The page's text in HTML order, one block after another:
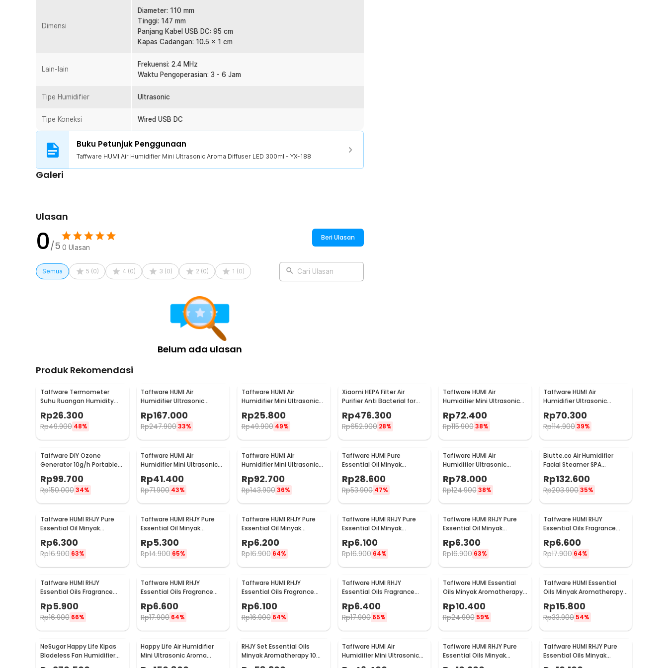
Dimensi
Diameter: 110 mm
Tinggi: 147 mm
Panjang Kabel USB DC: 95 cm
Kapas Cadangan: 10.5 x 1 cm
Lain-lain
Frekuensi: 2.4 MHz
Waktu Pengoperasian: 3 - 6 Jam
Tipe Humidifier Ultrasonic
Tipe Koneksi Wired USB DC
Buku Petunjuk Penggunaan
Taffware HUMI Air Humidifier Mini Ultrasonic Aroma Diffuser LED 300ml - YX-188
Galeri
Ulasan
0/5 0 Ulasan
Beri Ulasan
Semua 5 (0) 4 (0) 3 (0) 2 (0) 1 (0) Cari Ulasan
Belum ada ulasan
Produk Rekomendasi
Taffware Termometer
Suhu Ruangan Humidity
Hygrometer Clock
Calendar - HTC-1
Rp26.300
Rp49.900 48%
Taffware HUMI Air
Humidifier Ultrasonic
Classic Drop RGB
Adjustable 3L - H98
Rp167.000
Rp247.90033%
Taffware HUMI Air
Humidifier Mini Ultrasonic
Aroma Diffuser 130ml - H41
Rp25.800
Rp49.900 49%
Xiaomi HEPA Filter Air
Purifier Anti Bacterial for
1/2/3/2S/Pro - MCR-FLA
Rp476.300
Rp652.900 28%
Taffware HUMI Air
Humidifier Mini Ultrasonic
- H24
Rp72.400
Rp115.900 38%
Taffware HUMI Air
Humidifier Ultrasonic
Diffuser LED 300ml with
Remote - A770
Rp70.300
Rp114.90039%
Taffware DIY Ozone
Generator 10g/h Portable
VO100
Rp99.700
Rp150.000 34%
Taffware HUMI Air
Humidifier Mini Ultrasonic
H296
Rp41.400
Rp71.900 43%
Taffware HUMI Air
Humidifier Mini Ultrasonic
Remote - HUMI H14A
Rp92.700
Rp143.900 36%
Taffware HUMI Pure
Essential Oil Minyak
Aromatherapy 6in1 10ml -
RS-25
Rp28.600
Rp53.900 47%
Taffware HUMI Air
Humidifier Ultrasonic
Aroma Diffuser RGB 1L - KS-
600
Rp78.000
Rp124.900 38%
Biutte.co Air Humidifier
Facial Steamer SPA
Perawatan Wajah - 618
Rp132.600
Rp203.90035%
Taffware HUMI RHJY Pure
Essential Oil Minyak
Aromatherapy 10ml
Jasmine - RH-15
Rp6.300
Rp16.900 63%
Taffware HUMI RHJY Pure
Essential Oil Minyak
Aromatherapy 10ml
Lavender - RH-15
Rp5.300
Rp14.900 65%
Taffware HUMI RHJY Pure
Essential Oil Minyak
Aromatherapy 10ml Rose -
RH-15
Rp6.200
Rp16.900 64%
Taffware HUMI RHJY Pure
Essential Oil Minyak
Aromatherapy 10ml Lemon
- RH-15
Rp6.100
Rp16.900 64%
Taffware HUMI RHJY Pure
Essential Oil Minyak
Aromatherapy 10ml Ocean
- RH-15
Rp6.300
Rp16.900 63%
Taffware HUMI RHJY
Essential Oils Fragrance
Minyak Aromatherapy 10ml
Jasmine - RD-20
Rp6.600
Rp17.900 64%
Taffware HUMI RHJY
Essential Oils Fragrance
Strawberry - RD-20
Rp5.900
Rp16.900 66%
Taffware HUMI RHJY
Essential Oils Fragrance
Minyak Aromatherapy 10ml
Orange - RD-20
Rp6.600
Rp17.900 64%
Taffware HUMI RHJY
Essential Oils Fragrance
Minyak Aromatherapy 10ml
Lavender - RD-20
Rp6.100
Rp16.900 64%
Taffware HUMI RHJY
Essential Oils Fragrance
Minyak Aromatherapy 10ml
Mint - RD-20
Rp6.400
Rp17.900 65%
Taffware HUMI Essential
Oils Minyak Aromatherapy
Rp10.400
Rp24.900 59%
Taffware HUMI Essential
Oils Minyak Aromatherapy
5ml Mixing 6 PCS Mixing -
RS-10
Rp15.800
Rp33.900 54%
NeSugar Happy Life Kipas
Bladeless Fan Humidifier
Happy Life Air Humidifier
Mini Ultrasonic Aroma
Diffuser LED RGB 120ml -
RHJY Set Essential Oils
Minyak Aromatherapy 10ml
6 PCS - RS-06
Taffware HUMI Air
Humidifier Mini Ultrasonic
Aroma Diffuser LED 300ml -
Taffware HUMI RHJY Pure
Essential Oils Minyak
Taffware HUMI RHJY Pure
Essential Oils Minyak